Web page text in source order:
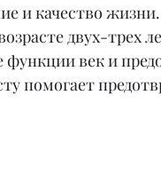
и качество
двух-трех
век и
помогает